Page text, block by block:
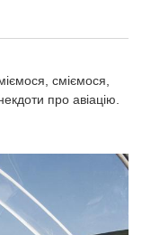
сміємося,
про авіацію.